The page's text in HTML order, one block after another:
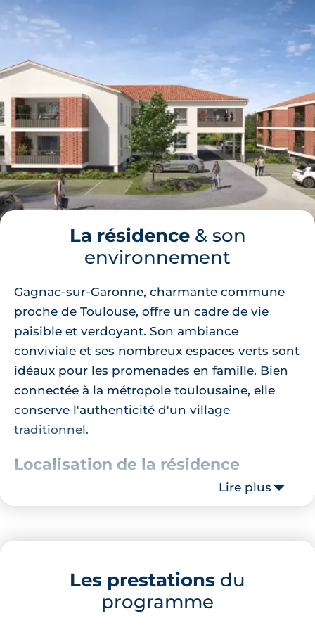
La résidence& son
environnement
Gagnac-sur-Garonne, charmante commune
proche de Toulouse, offre un cadre de vie
paisible et verdoyant. Son ambiance
conviviale et ses nombreux espaces verts sont
idéaux pour les promenades en famille. Bien
connectée à la métropole toulousaine, elle
conserve l'authenticité d'un village
traditionnel.
Localisation de la résidence
nombreuses commodités. Les familles
élémentaire publique Jean de Cruzel,
accessible en 8 minutes à pied. Pour les
Lire plus
Les prestations du
programme